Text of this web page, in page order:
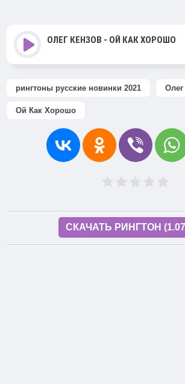
ОЛЕГ КЕНЗОВ - ОЙ КАК ХОРОШО
рингтоны русские новинки 2021 Олег
Ой Как Хорошо
СКАЧАТЬ РИНГТОН (1.07